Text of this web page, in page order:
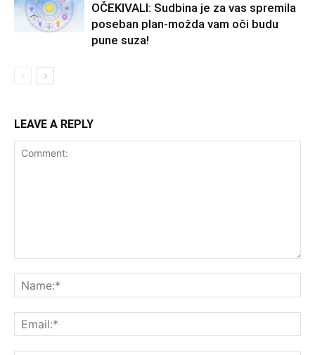
OČEKIVALI: Sudbina je za vas spremila
poseban plan-možda vam oči budu
pune suza!
LEAVE A REPLY